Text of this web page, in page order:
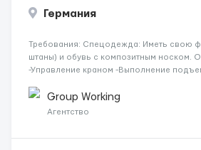
Германия
Требования: Спецодежда: Иметь свою
штаны) и обувь с композитным носком.
-Управление краном -Выполнение
инструкций по безопасности. -Опыт
типами кранов (моб...
Group Working
Агентство